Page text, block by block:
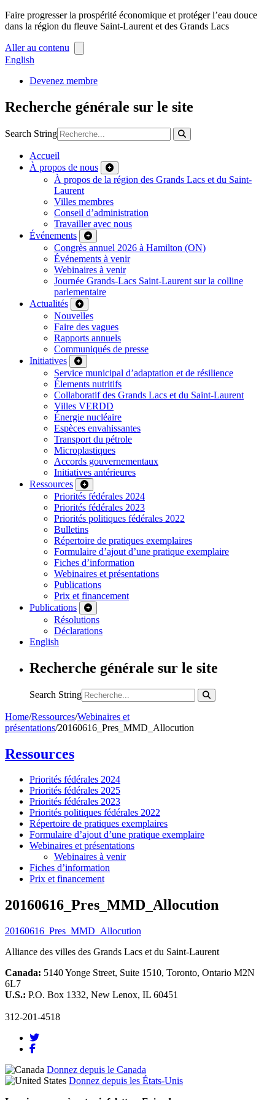
Faire progresser la prospérité économique et protéger l’eau douce
dans la région du fleuve Saint-Laurent et des Grands Lacs
Aller au contenu
English
Devenez membre
Recherche générale sur le site
Search String
Accueil
À propos de nous
À propos de la région des Grands Lacs et du Saint-
Laurent
Villes membres
Conseil d’administration
Travailler avec nous
Événements
Congrès annuel 2026 à Hamilton (ON)
Événements à venir
Webinaires à venir
Journée Grands-Lacs Saint-Laurent sur la colline
parlementaire
Actualités
Nouvelles
Faire des vagues
Rapports annuels
Communiqués de presse
Initiatives
Service municipal d’adaptation et de résilience
Élements nutritifs
Collaboratif des Grands Lacs et du Saint-Laurent
Villes VERDD
Énergie nucléaire
Espèces envahissantes
Transport du pétrole
Microplastiques
Accords gouvernementaux
Initiatives antérieures
Ressources
Priorités fédérales 2024
Priorités fédérales 2023
Priorités politiques fédérales 2022
Bulletins
Répertoire de pratiques exemplaires
Formulaire d’ajout d’une pratique exemplaire
Fiches d’information
Webinaires et présentations
Publications
Prix et financement
Publications
Résolutions
Déclarations
English
Recherche générale sur le site
Search String
Home/Ressources/Webinaires et
présentations/20160616_Pres_MMD_Allocution
Ressources
Priorités fédérales 2024
Priorités fédérales 2025
Priorités fédérales 2023
Priorités politiques fédérales 2022
Répertoire de pratiques exemplaires
Formulaire d’ajout d’une pratique exemplaire
Webinaires et présentations
Webinaires à venir
Fiches d’information
Prix et financement
20160616_Pres_MMD_Allocution
20160616_Pres_MMD_Allocution
Alliance des villes des Grands Lacs et du Saint-Laurent
Canada: 5140 Yonge Street, Suite 1510, Toronto, Ontario M2N
6L7
U.S.: P.O. Box 1332, New Lenox, IL 60451
312-201-4518
Donnez depuis le Canada
Donnez depuis les États-Unis